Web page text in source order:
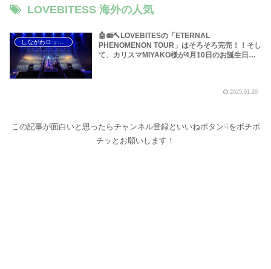
LOVEBITESS 海外の人気
🤖📻🔨LOVEBITESの「ETERNAL
PHENOMENON TOUR」はそろそろ完売！！そし
て、カリスマMIYAKO様が4月10日のお誕生日に
2025.01.20
この記事が面白いと思ったらチャンネル登録といいねボタン☟をポチポ
チッとお願いします！